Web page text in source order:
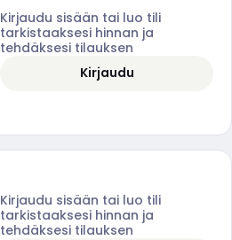
Kirjaudu sisään tai luo tili
tarkistaaksesi hinnan ja
tehdäksesi tilauksen
Kirjaudu
Kirjaudu sisään tai luo tili
tarkistaaksesi hinnan ja
tehdäksesi tilauksen